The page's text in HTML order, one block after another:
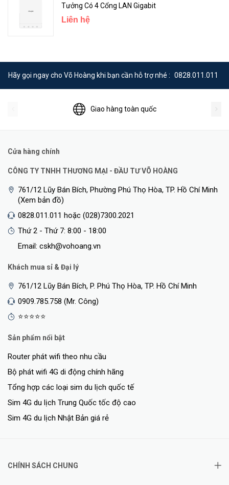
Power Supply 100-240V~,50-60Hz,0.65A
Dimensions (W x D x H) (mm)
<Hotline: 0828.011.011 - (028)7300.2021 - VoHoang.vn>
Tưởng Có 4 Cổng LAN Gigabit
Liên hệ
Hãy gọi ngay cho Võ Hoàng khi bạn cần hỗ trợ nhé : 0828.011.011
Giao hàng toàn quốc
Cửa hàng chính
CÔNG TY TNHH THƯƠNG MẠI - ĐẦU TƯ VÕ HOÀNG
761/12 Lũy Bán Bích, Phường Phú Thọ Hòa, TP. Hồ Chí Minh
(Xem bản đồ)
0828.011.011 hoặc (028)7300.2021
Thứ 2 - Thứ 7: 8:00 - 18:00
Email: cskh@vohoang.vn
Khách mua sỉ & Đại lý
761/12 Lũy Bán Bích, P. Phú Thọ Hòa, TP. Hồ Chí Minh
0909.785.758 (Mr. Công)
⭐⭐⭐⭐⭐
Sản phẩm nổi bật
Router phát wifi theo nhu cầu
Bộ phát wifi 4G di động chính hãng
Tổng hợp các loại sim du lịch quốc tế
Sim 4G du lịch Trung Quốc tốc độ cao
Sim 4G du lịch Nhật Bản giá rẻ
CHÍNH SÁCH CHUNG